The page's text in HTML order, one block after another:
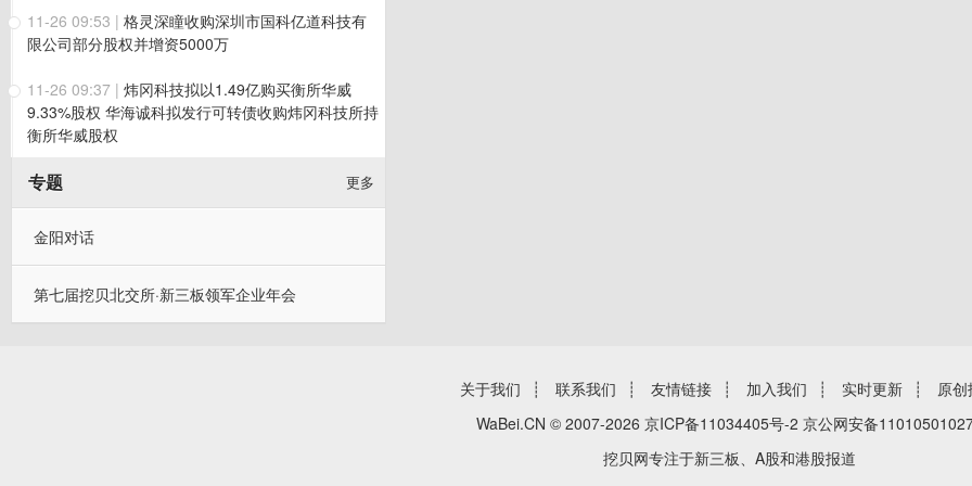
11-26 09:53 | 格灵深瞳收购深圳市国科亿道科技有
限公司部分股权并增资5000万
11-26 09:37 | 炜冈科技拟以1.49亿购买衡所华威
9.33%股权 华海诚科拟发行可转债收购炜冈科技所持
衡所华威股权
专题 更多
金阳对话
第七届挖贝北交所·新三板领军企业年会
关于我们 ┊ 联系我们 ┊ 友情链接 ┊ 加入我们 ┊ 实时更新 ┊
原
WaBei.CN © 2007-2026 京ICP备11034405号-2 京公网安备
挖贝网专注于新三板、A股和港股报道